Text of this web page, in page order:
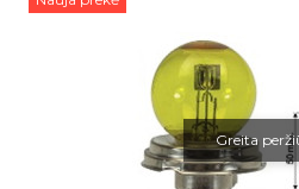
Greita